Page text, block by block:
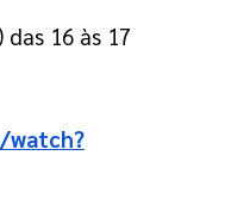
16 às 17
watch?